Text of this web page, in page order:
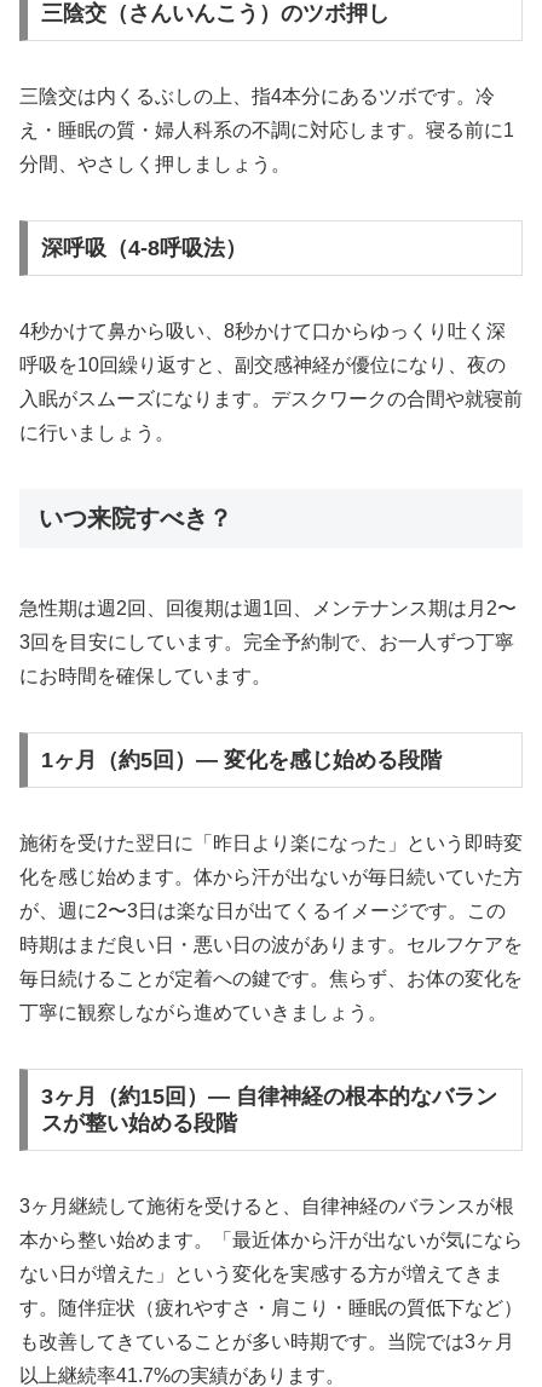
三陰交（さんいんこう）のツボ押し
三陰交は内くるぶしの上、指4本分にあるツボです。冷
え・睡眠の質・婦人科系の不調に対応します。寝る前に1
分間、やさしく押しましょう。
深呼吸（4-8呼吸法）
4秒かけて鼻から吸い、8秒かけて口からゆっくり吐く深
呼吸を10回繰り返すと、副交感神経が優位になり、夜の
入眠がスムーズになります。デスクワークの合間や就寝前
に行いましょう。
いつ来院すべき？
急性期は週2回、回復期は週1回、メンテナンス期は月2〜
3回を目安にしています。完全予約制で、お一人ずつ丁寧
にお時間を確保しています。
1ヶ月（約5回）— 変化を感じ始める段階
施術を受けた翌日に「昨日より楽になった」という即時変
化を感じ始めます。体から汗が出ないが毎日続いていた方
が、週に2〜3日は楽な日が出てくるイメージです。この
時期はまだ良い日・悪い日の波があります。セルフケアを
毎日続けることが定着への鍵です。焦らず、お体の変化を
丁寧に観察しながら進めていきましょう。
3ヶ月（約15回）— 自律神経の根本的なバラン
スが整い始める段階
3ヶ月継続して施術を受けると、自律神経のバランスが根
本から整い始めます。「最近体から汗が出ないが気になら
ない日が増えた」という変化を実感する方が増えてきま
す。随伴症状（疲れやすさ・肩こり・睡眠の質低下など）
も改善してきていることが多い時期です。当院では3ヶ月
以上継続率41.7%の実績があります。